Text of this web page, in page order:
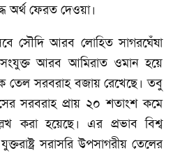
অর্থ ফেরত দেওয়া।
সৌদি আরব লোহিত সাগরঘেঁষা
আরব আমিরাত ওমান হয়ে
তেল সরবরাহ বজায় রেখেছে। তবু
সরবরাহ প্রায় ২০ শতাংশ কমে
করা হয়েছে। এর প্রভাব বিশ্ব
সরাসরি উপসাগরীয় তেলের